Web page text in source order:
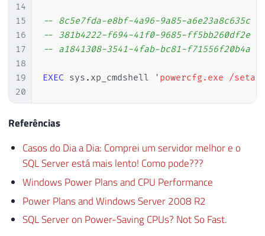
14
15
16
17
18
19
20
21
22
24
25
26
28
29
-- 8c5e7fda-e8bf-4a96-9a85-a6e23a8c635c
-- 381b4222-f694-41f0-9685-ff5bb260df2e
-- a1841308-3541-4fab-bc81-f71556f20b4a
EXEC sys . xp_cmdshell 'powercfg.exe /
IF (
EXEC sp_configure 'xp_cmdshell'
RECONFIGURE
WITH OVERRIDE
EXECUTE sp_configure 'show advanced
RECONFIGURE WITH OVERRIDE;
Referências
Casos do Dia a Dia: Comprei um servidor melhor e o
SQL Server está mais lento! Como pode???
Windows Power Plans and CPU Performance
Power Plans and Windows Server 2008 R2
SQL Server on Power-Saving CPUs? Not So Fast.